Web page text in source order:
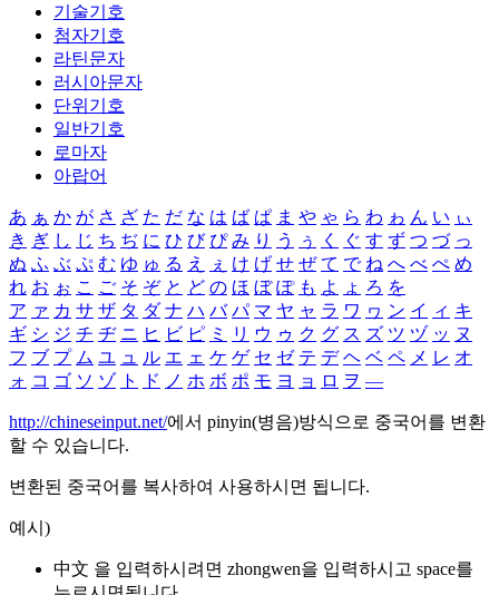
기술기호
첨자기호
라틴문자
러시아문자
단위기호
일반기호
로마자
아랍어
あ ぁ か が さ ざ た だ な は ば ぱ ま や ゃ ら わ ゎ ん い ぃ
き ぎ し じ ち ぢ に ひ び ぴ み り う ぅ く ぐ す ず つ づ っ
ぬ ふ ぶ ぷ む ゆ ゅ る え ぇ け げ せ ぜ て で ね へ べ ぺ め
れ お ぉ こ ご そ ぞ と ど の ほ ぼ ぽ も よ ょ ろ を
ア ァ カ サ ザ タ ダ ナ ハ バ パ マ ヤ ャ ラ ワ ヮ ン イ ィ キ
ギ シ ジ チ ヂ ニ ヒ ビ ピ ミ リ ウ ゥ ク グ ス ズ ツ ヅ ッ ヌ
フ ブ プ ム ユ ュ ル エ ェ ケ ゲ セ ゼ テ デ ヘ ベ ペ メ レ オ
ォ コ ゴ ソ ゾ ト ド ノ ホ ボ ポ モ ヨ ョ ロ ヲ ―
http://chineseinput.net/에서 pinyin(병음)방식으로 중국어를 변환
할 수 있습니다.
변환된 중국어를 복사하여 사용하시면 됩니다.
예시)
中文 을 입력하시려면 zhongwen을 입력하시고 space를